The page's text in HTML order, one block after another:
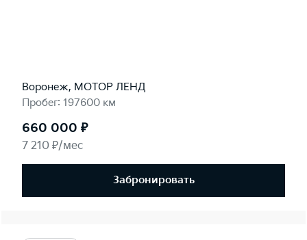
Воронеж, МОТОР ЛЕНД
Пробег: 197600 км
660 000 ₽
7 210 ₽/мес
Забронировать